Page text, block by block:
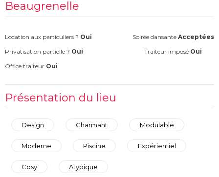
Beaugrenelle
Location aux particuliers ? Oui Soirée dansante Acceptées
Privatisation partielle ? Oui Traiteur imposé Oui
Office traiteur Oui
Présentation du lieu
Design Charmant Modulable
Moderne Piscine Expérientiel
Cosy Atypique